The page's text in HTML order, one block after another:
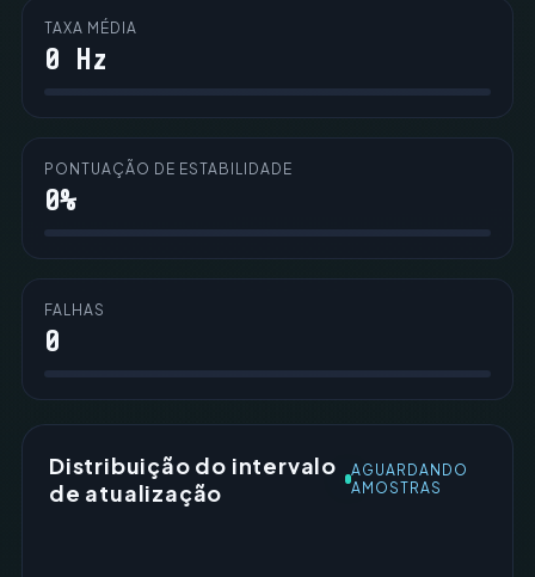
TAXA MÉDIA
0 Hz
PONTUAÇÃO DE ESTABILIDADE
0%
FALHAS
0
Distribuição do intervalo
de atualização
AGUARDANDO
AMOSTRAS